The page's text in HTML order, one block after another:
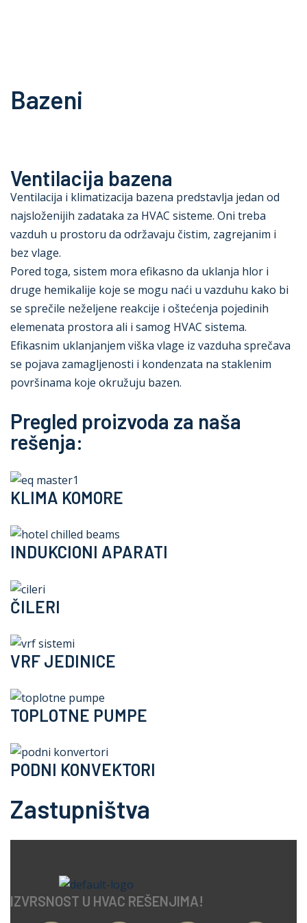
Bazeni
Ventilacija bazena
Ventilacija i klimatizacija bazena predstavlja jedan od
najsloženijih zadataka za HVAC sisteme. Oni treba
vazduh u prostoru da održavaju čistim, zagrejanim i
bez vlage.
Pored toga, sistem mora efikasno da uklanja hlor i
druge hemikalije koje se mogu naći u vazduhu kako bi
se sprečile neželjene reakcije i oštećenja pojedinih
elemenata prostora ali i samog HVAC sistema.
Efikasnim uklanjanjem viška vlage iz vazduha sprečava
se pojava zamagljenosti i kondenzata na staklenim
površinama koje okružuju bazen.
Pregled proizvoda za naša
rešenja:
KLIMA KOMORE
INDUKCIONI APARATI
ČILERI
VRF JEDINICE
TOPLOTNE PUMPE
PODNI KONVEKTORI
Zastupništva
IZVRSNOST U HVAC REŠENJIMA!